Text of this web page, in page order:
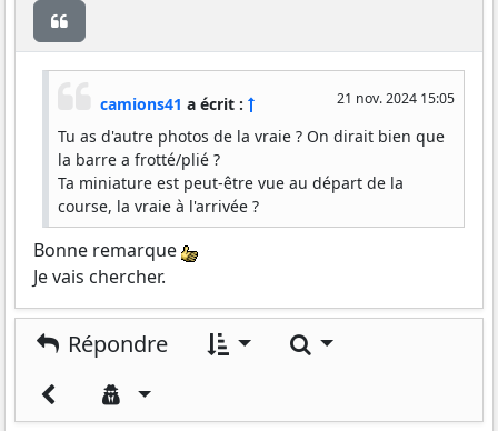
21 nov. 2024 15:05
camions41 a écrit :
Tu as d'autre photos de la vraie ? On dirait bien que
la barre a frotté/plié ?
Ta miniature est peut-être vue au départ de la
course, la vraie à l'arrivée ?
Bonne remarque
Je vais chercher.
Répondre Rechercher